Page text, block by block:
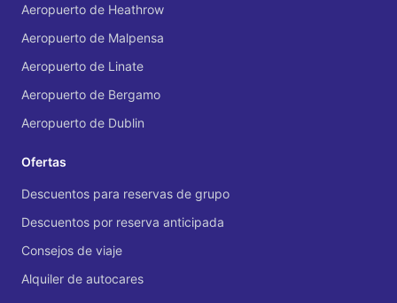
Aeropuerto de Heathrow
Aeropuerto de Malpensa
Aeropuerto de Linate
Aeropuerto de Bergamo
Aeropuerto de Dublin
Ofertas
Descuentos para reservas de grupo
Descuentos por reserva anticipada
Consejos de viaje
Alquiler de autocares